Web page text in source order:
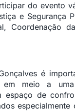
do evento
e Segurança
Coordenação
é
em meio a
espaço de